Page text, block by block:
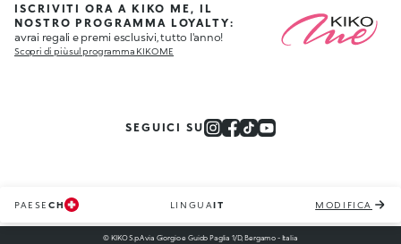
ISCRIVITI ORA A KIKO ME, IL
NOSTRO PROGRAMMA LOYALTY:
avrai regali e premi esclusivi, tutto l'anno!
Scopri di più sul programma KIKO ME
SEGUICI SU
PAESE CH LINGUAIT MODIFICA
© KIKO S.p.A via Giorgio e Guido Paglia 1/D, Bergamo - Italia